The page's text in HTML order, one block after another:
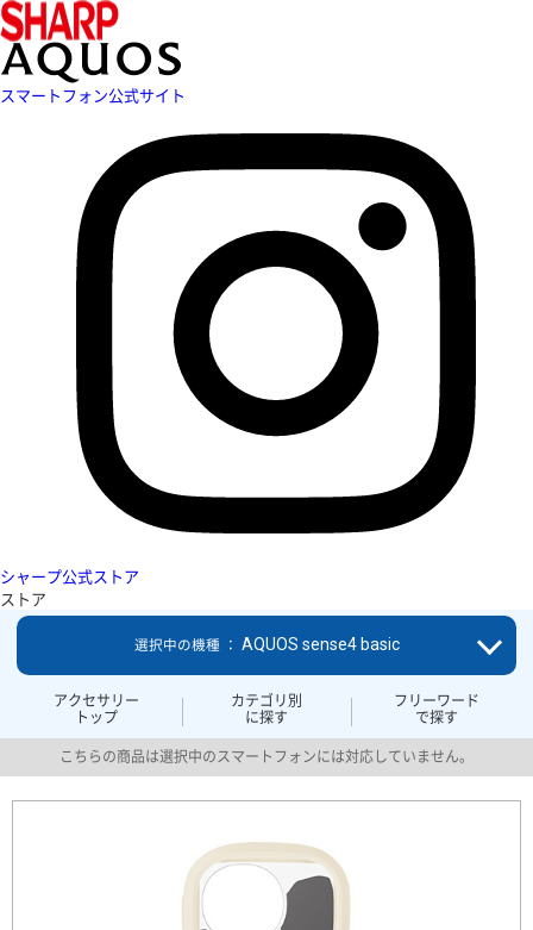
スマートフォン公式サイト
シャープ公式ストア
ストア
アクセサリー
トップ
カテゴリ別
に探す
フリーワード
で探す
選択中の機種 ： AQUOS sense4 basic
こちらの商品は選択中のスマートフォンには対応していません。